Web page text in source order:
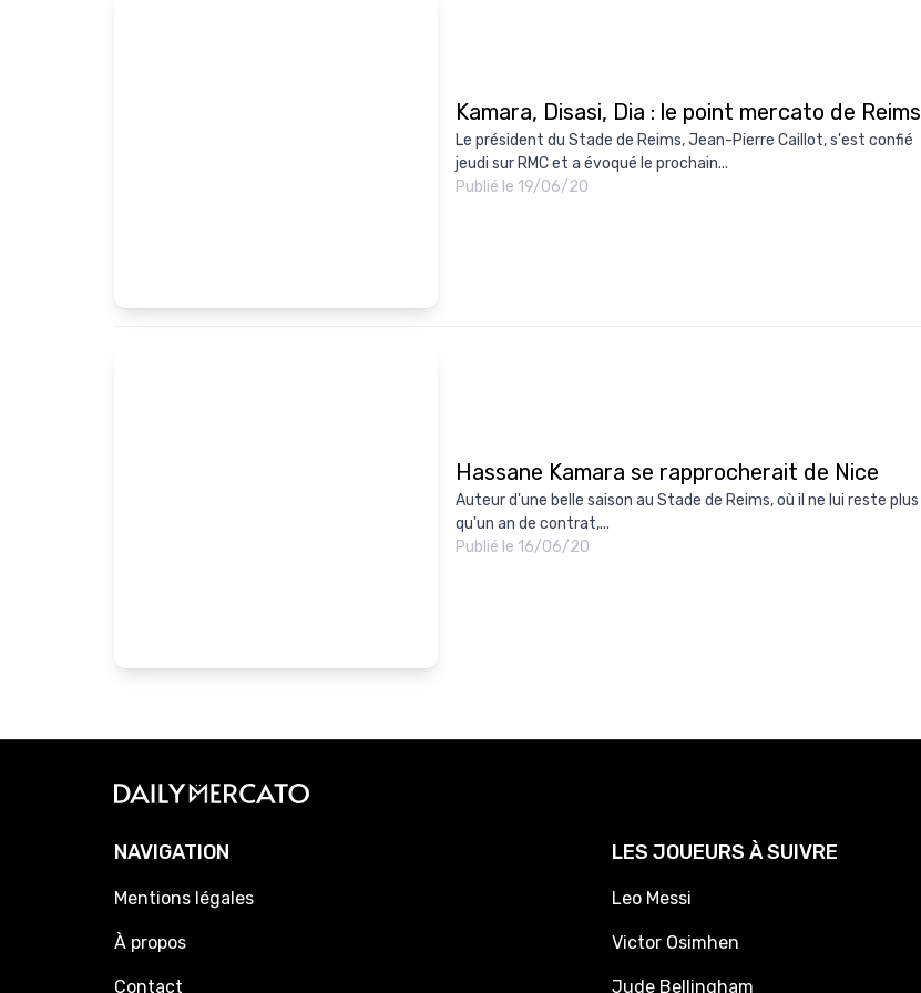
Kamara, Disasi, Dia : le point mercato de Reims
Le président du Stade de Reims, Jean-Pierre Caillot, s'est confié
jeudi sur RMC et a évoqué le prochain...
Publié le 19/06/20
Hassane Kamara se rapprocherait de Nice
Auteur d'une belle saison au Stade de Reims, où il ne lui reste plus
qu'un an de contrat,...
Publié le 16/06/20
NAVIGATION
Mentions légales
À propos
Contact
LES JOUEURS À SUIVRE
Leo Messi
Victor Osimhen
Jude Bellingham